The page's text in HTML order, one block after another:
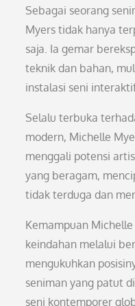
Sebagai seorang
Myers tidak hanya
saja. Ia gemar
teknik dan bahan,
instalasi seni
Selalu terbuka
modern, Michelle
menggali potensi
yang beragam,
tidak terduga dan
Kemampuan
keindahan melalui
mengukuhkan
seniman yang patut
seni kontemporer